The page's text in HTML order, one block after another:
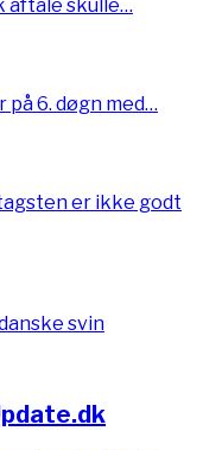
aftale skulle…
6. døgn med…
er ikke godt
svin